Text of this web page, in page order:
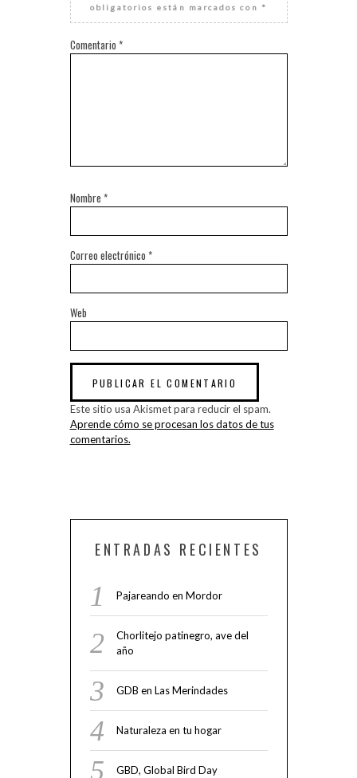
obligatorios están marcados con *
Comentario *
Nombre *
Correo electrónico *
Web
Este sitio usa Akismet para reducir el spam.
Aprende cómo se procesan los datos de tus
comentarios.
ENTRADAS RECIENTES
Pajareando en Mordor
Chorlitejo patinegro, ave del
año
GDB en Las Merindades
Naturaleza en tu hogar
GBD, Global Bird Day